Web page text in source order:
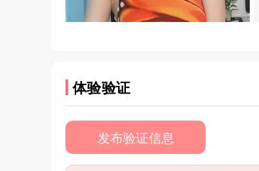
体验验证
发布验证信息